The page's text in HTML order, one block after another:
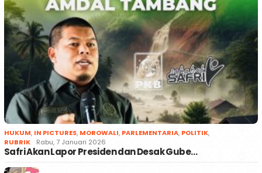
HUKUM, IN PICTURES, MOROWALI, PARLEMENTARIA, POLITIK,
RUBRIK
Rabu, 7 Januari 2026
Safri Akan Lapor Presiden dan Desak Gube…